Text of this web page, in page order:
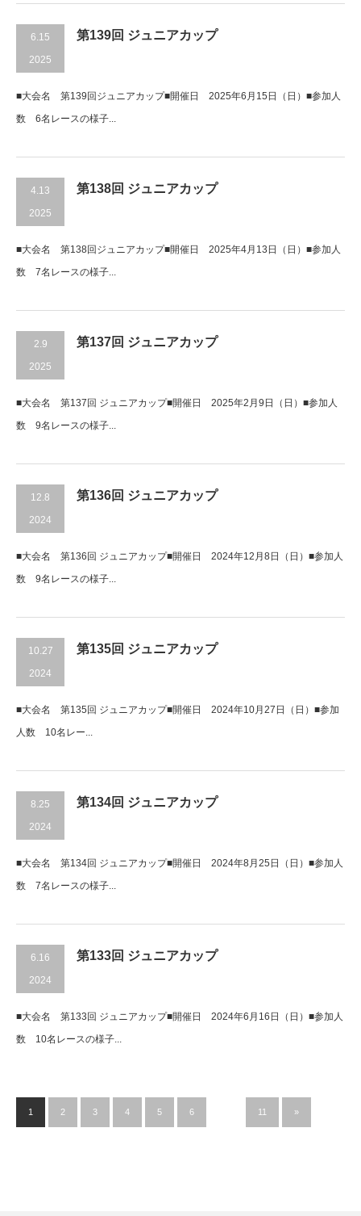
6.15
2025
第139回 ジュニアカップ
■大会名 第139回ジュニアカップ■開催日 2025年6月15日（日）■参加人
数 6名レースの様子...
4.13
2025
第138回 ジュニアカップ
■大会名 第138回ジュニアカップ■開催日 2025年4月13日（日）■参加人
数 7名レースの様子...
2.9
2025
第137回 ジュニアカップ
■大会名 第137回 ジュニアカップ■開催日 2025年2月9日（日）■参加人
数 9名レースの様子...
12.8
2024
第136回 ジュニアカップ
■大会名 第136回 ジュニアカップ■開催日 2024年12月8日（日）■参加人
数 9名レースの様子...
10.27
2024
第135回 ジュニアカップ
■大会名 第135回 ジュニアカップ■開催日 2024年10月27日（日）■参加
人数 10名レー...
8.25
2024
第134回 ジュニアカップ
■大会名 第134回 ジュニアカップ■開催日 2024年8月25日（日）■参加人
数 7名レースの様子...
6.16
2024
第133回 ジュニアカップ
■大会名 第133回 ジュニアカップ■開催日 2024年6月16日（日）■参加人
数 10名レースの様子...
1 2 3 4 5 6 11 »